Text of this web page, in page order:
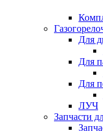
Для
Для
Для
ЛУЧ
Запчасти